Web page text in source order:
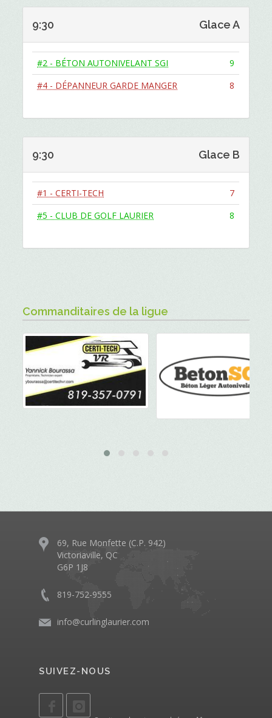
9:30 Glace A
#2 - BÉTON AUTONIVELANT SGI
9
#4 - DÉPANNEUR GARDE MANGER
8
9:30 Glace B
#1 - CERTI-TECH
7
#5 - CLUB DE GOLF LAURIER
8
Commanditaires de la ligue
69, Rue Monfette (C.P. 942)
Victoriaville, QC
G6P 1J8
819-752-9555
info@curlinglaurier.com
SUIVEZ-NOUS